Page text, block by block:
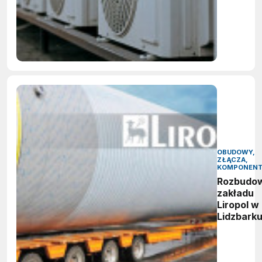
OBUDOWY,
ZŁĄCZA,
zakładu
Liropol w
Lidzbarku